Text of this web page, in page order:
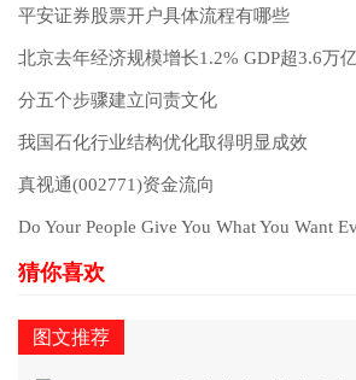
平安证券股票开户具体流程有哪些
北京去年经济规模增长1.2% GDP超3.6万
分五个步骤建立问责文化
我国石化行业结构优化取得明显成效
真视通(002771)资金流向
Do Your People Give You What You Want
图文推荐